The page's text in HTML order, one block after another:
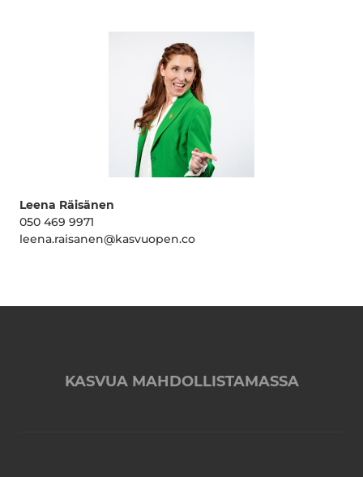
Leena Räisänen
050 469 9971
leena.raisanen@kasvuopen.co
KASVUA MAHDOLLISTAMASSA